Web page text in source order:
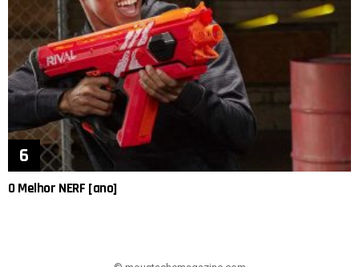
O Melhor NERF [ano]